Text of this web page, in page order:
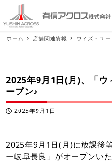
ホーム 店舗関連情報 ウィズ・ユー
2025年9月1日(月)、「ウ
ープン♪
投稿日2025年9月1日
2025年9月1日(月)に放課後
ー岐阜長良」がオープンいた